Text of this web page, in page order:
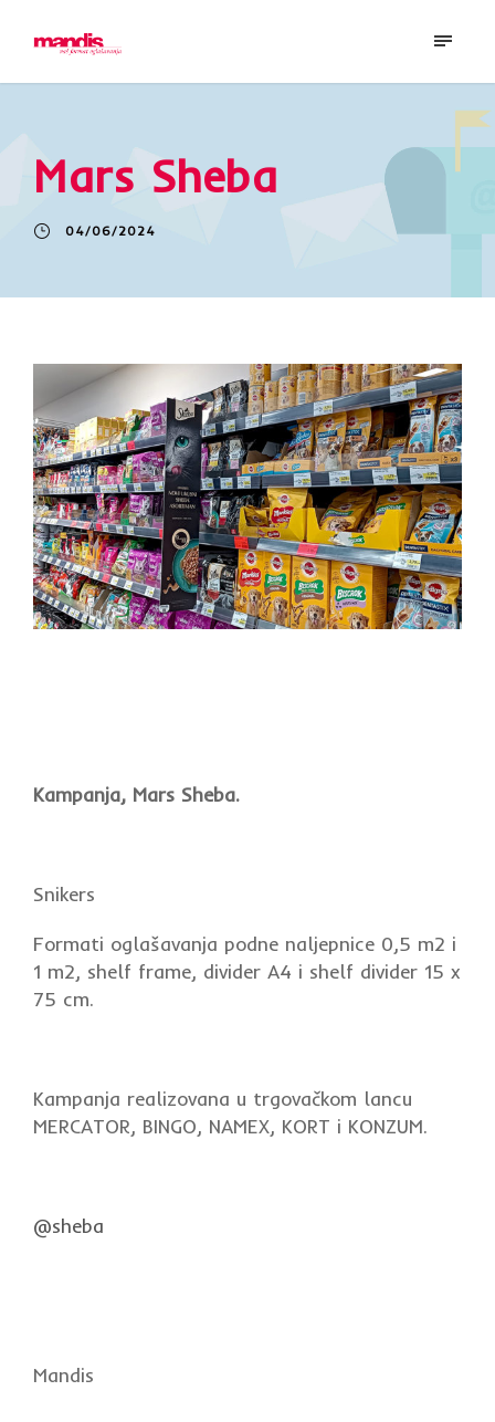
Mars Sheba
04/06/2024
Kampanja, Mars Sheba.
Snikers
Formati oglašavanja podne naljepnice 0,5 m2 i
1 m2, shelf frame, divider A4 i shelf divider 15 x
75 cm.
Kampanja realizovana u trgovačkom lancu
MERCATOR, BINGO, NAMEX, KORT i KONZUM.
@sheba
Mandis